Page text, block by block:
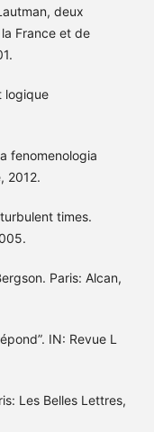
deux
France et de
logique
a fenomenologia
2012.
times.
Paris: Alcan,
IN: Revue L
Les Belles Lettres,